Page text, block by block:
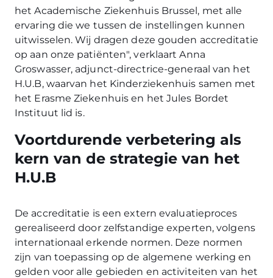
het Academische Ziekenhuis Brussel, met alle
ervaring die we tussen de instellingen kunnen
uitwisselen. Wij dragen deze gouden accreditatie
op aan onze patiënten", verklaart Anna
Groswasser, adjunct-directrice-generaal van het
H.U.B, waarvan het Kinderziekenhuis samen met
het Erasme Ziekenhuis en het Jules Bordet
Instituut lid is.
Voortdurende verbetering als
kern van de strategie van het
H.U.B
De accreditatie is een extern evaluatieproces
gerealiseerd door zelfstandige experten, volgens
internationaal erkende normen. Deze normen
zijn van toepassing op de algemene werking en
gelden voor alle gebieden en activiteiten van het